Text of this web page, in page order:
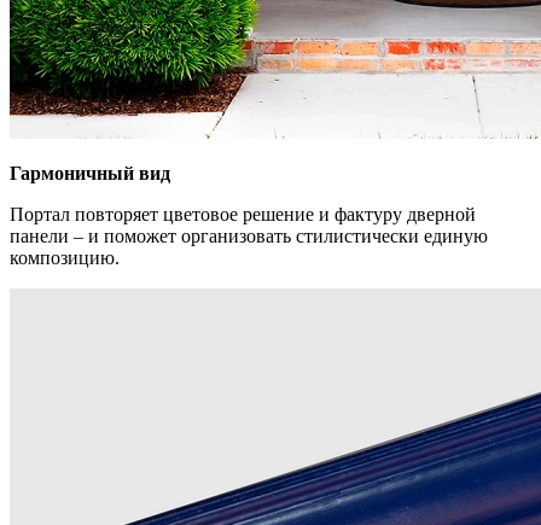
Гармоничный вид
Портал повторяет цветовое решение и фактуру дверной
панели – и поможет организовать стилистически единую
композицию.